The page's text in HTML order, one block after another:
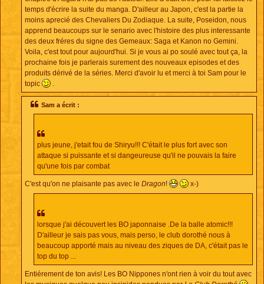
temps d'écrire la suite du manga. D'ailleur au Japon, c'est la partie la
moins aprecié des Chevaliers Du Zodiaque. La suite, Poseidon, nous
apprend beaucoups sur le senario avec l'histoire des plus interessante
des deux fréres du signe des Gemeaux: Saga et Kanon no Gemini.
Voila, c'est tout pour aujourd'hui. Si je vous ai po soulé avec tout ça, la
prochaine fois je parlerais surement des nouveaux episodes et des
produits dérivé de la séries. Merci d'avoir lu et merci à toi Sam pour le
topic
.
Sam a écrit :
plus jeune, j'etait fou de Shiryu!!! C'était le plus fort avec son
attaque si puissante et si dangeureuse qu'il ne pouvais la faire
qu'une fois par combat
C'est qu'on ne plaisante pas avec le Dragon! x-)
lorsque j'ai découvert les BO japonnaise .De la balle atomic!!!
D'ailleur je sais pas vous, mais perso, le club dorothé nous à
beaucoup apporté mais au niveau des ziques de DA, c'était pas le
top du top ...
Entiérement de ton avis! Les BO Nippones n'ont rien à voir du tout avec